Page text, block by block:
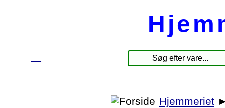
Hjemmeriet